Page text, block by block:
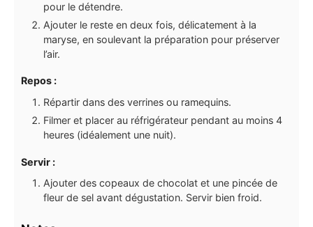
pour le détendre.
Ajouter le reste en deux fois, délicatement à la
maryse, en soulevant la préparation pour préserver
l’air.
Repos :
Répartir dans des verrines ou ramequins.
Filmer et placer au réfrigérateur pendant au moins 4
heures (idéalement une nuit).
Servir :
Ajouter des copeaux de chocolat et une pincée de
fleur de sel avant dégustation. Servir bien froid.